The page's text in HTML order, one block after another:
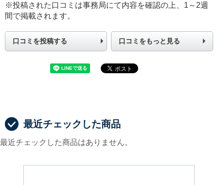
※投稿された口コミは事務局にて内容を確認の上、1～2週
間で掲載されます。
口コミを投稿する 口コミをもっと見る
最近チェックした商品
最近チェックした商品はありません。